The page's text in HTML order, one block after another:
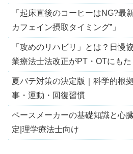
「起床直後のコーヒーはNG?最
カフェイン摂取タイミング”」
「攻めのリハビリ」とは？日慢
業療法士法改正がPT・OTにも
夏バテ対策の決定版｜科学的根
事・運動・回復習慣
ペースメーカーの基礎知識と心
定|理学療法士向け